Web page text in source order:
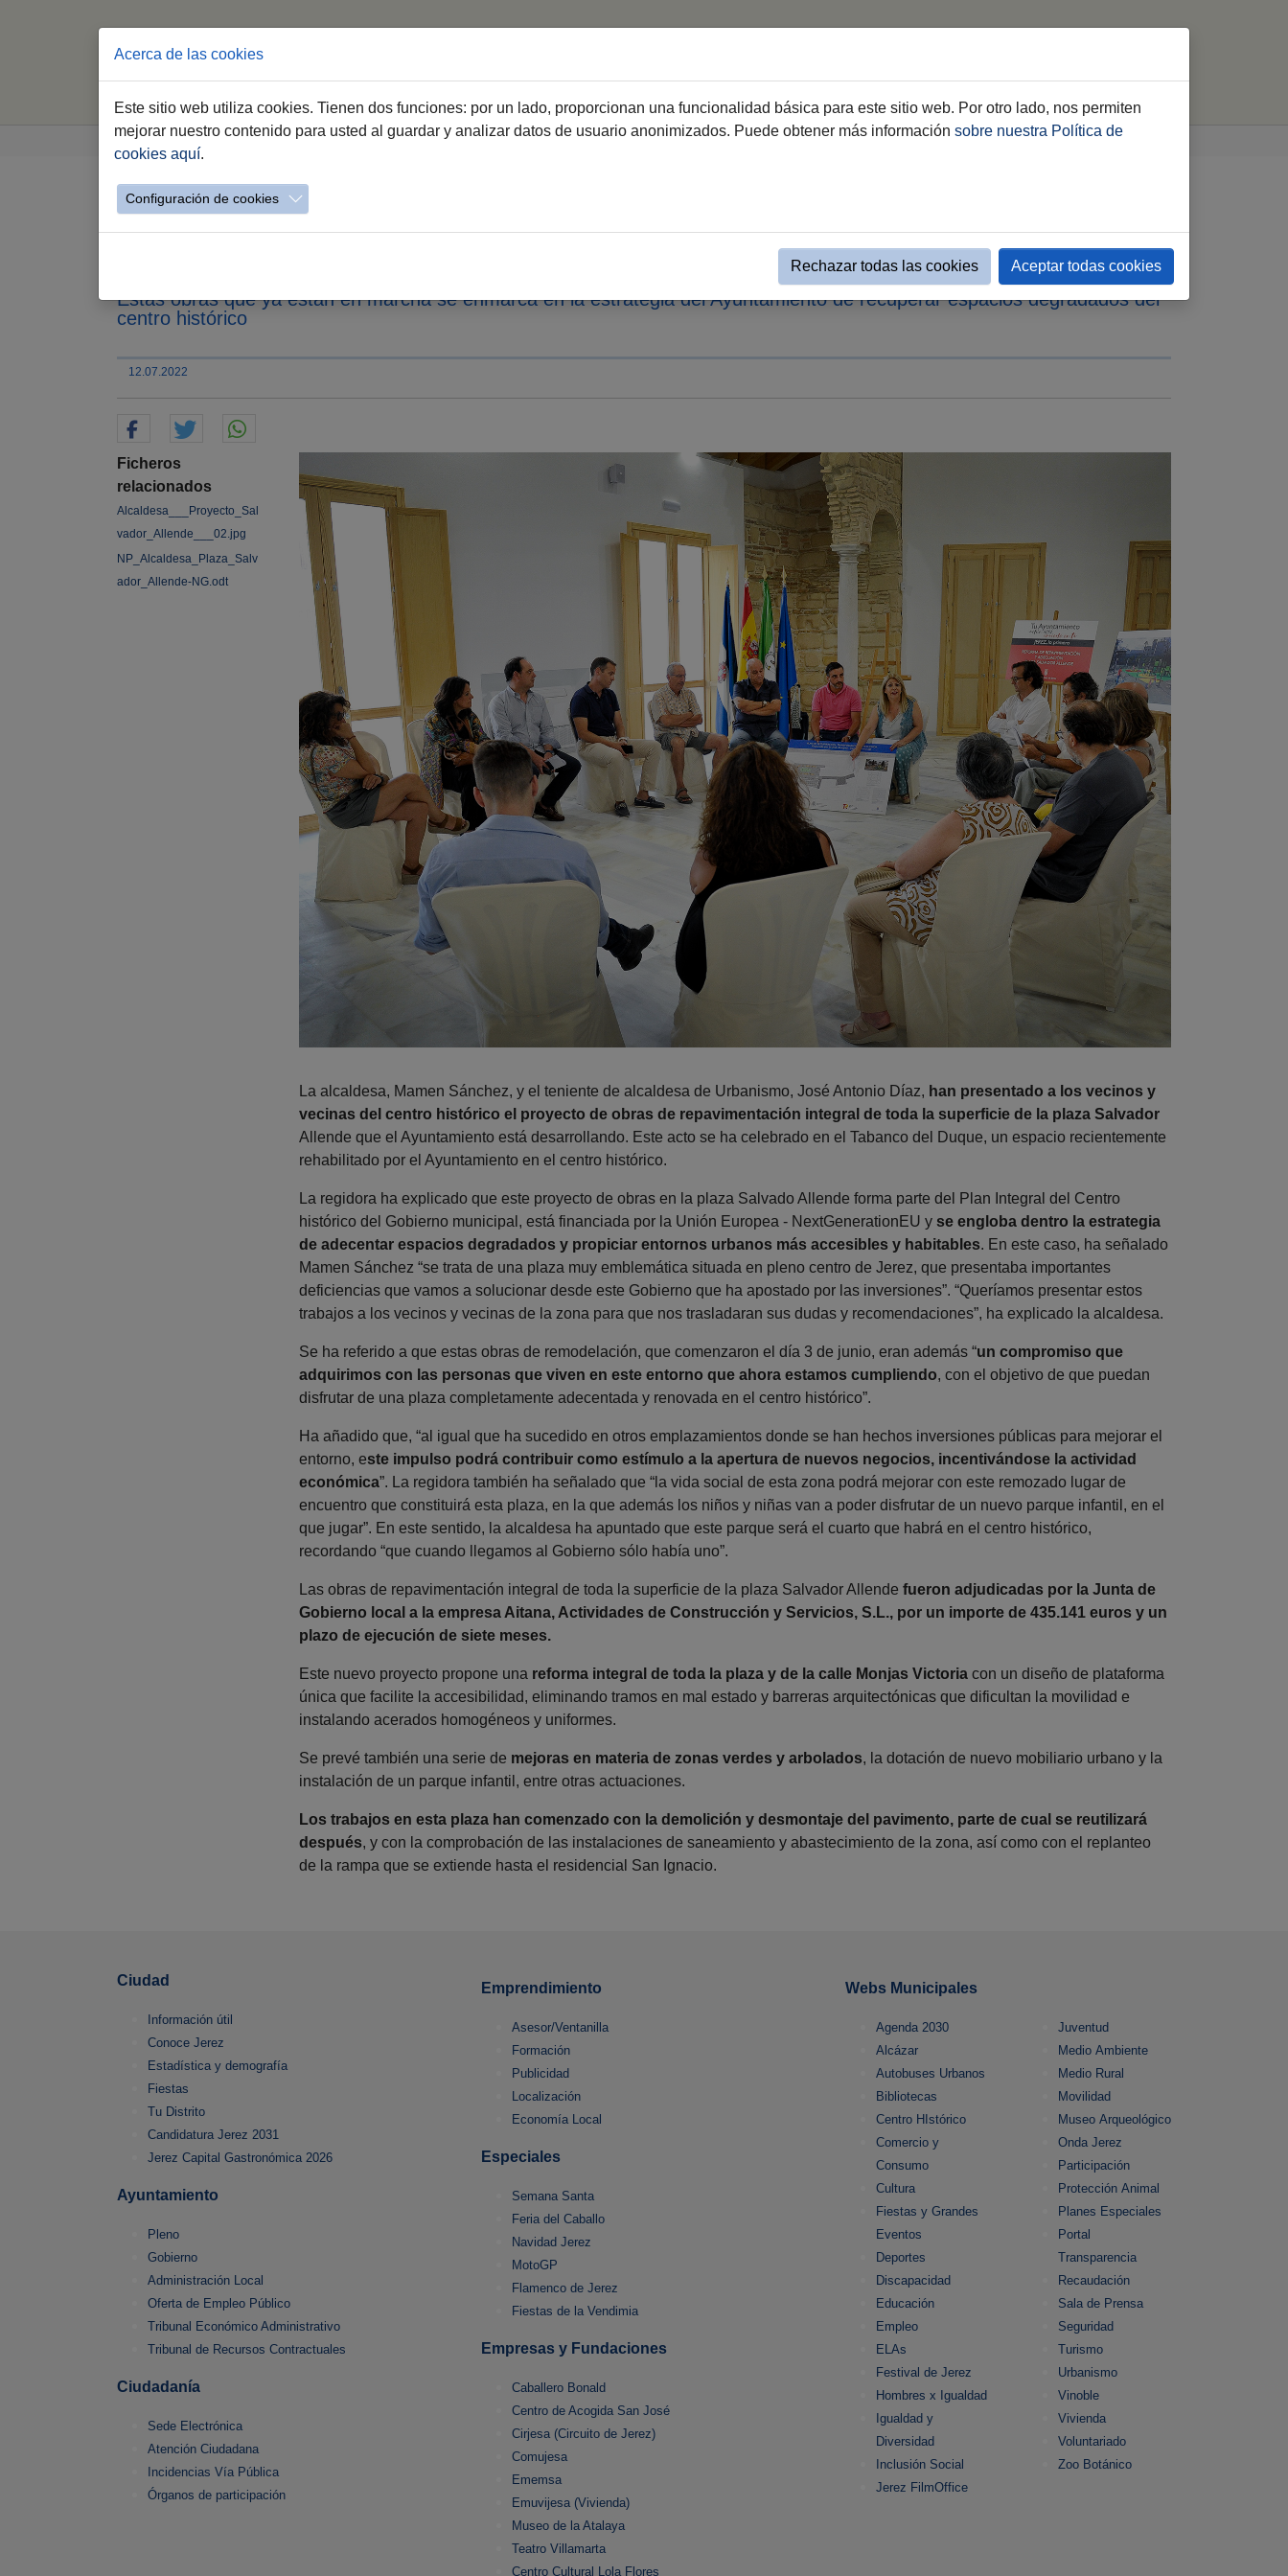
Jerez.es Webs Municipales Sala de Prensa Nota de Prensa
La alcaldesa presenta a los vecinos el proyecto de repavimentación de la
Estas obras que ya están en marcha se enmarca en la estrategia del Ayuntamiento de recuperar espacios degradados del
centro histórico
12.07.2022
Ficheros
relacionados
Alcaldesa___Proyecto_Sal
vador_Allende___02.jpg
NP_Alcaldesa_Plaza_Salv
ador_Allende-NG.odt
La alcaldesa, Mamen Sánchez, y el teniente de alcaldesa de Urbanismo, José Antonio Díaz, han presentado a los vecinos y
vecinas del centro histórico el proyecto de obras de repavimentación integral de toda la superficie de la plaza Salvador
Allende que el Ayuntamiento está desarrollando. Este acto se ha celebrado en el Tabanco del Duque, un espacio recientemente
rehabilitado por el Ayuntamiento en el centro histórico.
La regidora ha explicado que este proyecto de obras en la plaza Salvado Allende forma parte del Plan Integral del Centro
histórico del Gobierno municipal, está financiada por la Unión Europea - NextGenerationEU y se engloba dentro la estrategia
de adecentar espacios degradados y propiciar entornos urbanos más accesibles y habitables. En este caso, ha señalado
Mamen Sánchez “se trata de una plaza muy emblemática situada en pleno centro de Jerez, que presentaba importantes
deficiencias que vamos a solucionar desde este Gobierno que ha apostado por las inversiones”. “Queríamos presentar estos
trabajos a los vecinos y vecinas de la zona para que nos trasladaran sus dudas y recomendaciones”, ha explicado la alcaldesa.
Se ha referido a que estas obras de remodelación, que comenzaron el día 3 de junio, eran además “un compromiso que
adquirimos con las personas que viven en este entorno que ahora estamos cumpliendo, con el objetivo de que puedan
disfrutar de una plaza completamente adecentada y renovada en el centro histórico”.
Ha añadido que, “al igual que ha sucedido en otros emplazamientos donde se han hechos inversiones públicas para mejorar el
entorno, este impulso podrá contribuir como estímulo a la apertura de nuevos negocios, incentivándose la actividad
económica”. La regidora también ha señalado que “la vida social de esta zona podrá mejorar con este remozado lugar de
encuentro que constituirá esta plaza, en la que además los niños y niñas van a poder disfrutar de un nuevo parque infantil, en el
que jugar”. En este sentido, la alcaldesa ha apuntado que este parque será el cuarto que habrá en el centro histórico,
recordando “que cuando llegamos al Gobierno sólo había uno”.
Las obras de repavimentación integral de toda la superficie de la plaza Salvador Allende fueron adjudicadas por la Junta de
Gobierno local a la empresa Aitana, Actividades de Construcción y Servicios, S.L., por un importe de 435.141 euros y un
plazo de ejecución de siete meses.
Este nuevo proyecto propone una reforma integral de toda la plaza y de la calle Monjas Victoria con un diseño de plataforma
única que facilite la accesibilidad, eliminando tramos en mal estado y barreras arquitectónicas que dificultan la movilidad e
instalando acerados homogéneos y uniformes.
Se prevé también una serie de mejoras en materia de zonas verdes y arbolados, la dotación de nuevo mobiliario urbano y la
instalación de un parque infantil, entre otras actuaciones.
Los trabajos en esta plaza han comenzado con la demolición y desmontaje del pavimento, parte de cual se reutilizará
después, y con la comprobación de las instalaciones de saneamiento y abastecimiento de la zona, así como con el replanteo
de la rampa que se extiende hasta el residencial San Ignacio.
Ciudad
Información útil
Conoce Jerez
Estadística y demografía
Fiestas
Tu Distrito
Candidatura Jerez 2031
Jerez Capital Gastronómica 2026
Ayuntamiento
Pleno
Gobierno
Administración Local
Oferta de Empleo Público
Tribunal Económico Administrativo
Tribunal de Recursos Contractuales
Ciudadanía
Sede Electrónica
Atención Ciudadana
Incidencias Vía Pública
Órganos de participación
Emprendimiento
Asesor/Ventanilla
Formación
Publicidad
Localización
Economía Local
Especiales
Semana Santa
Feria del Caballo
Navidad Jerez
MotoGP
Flamenco de Jerez
Fiestas de la Vendimia
Empresas y Fundaciones
Caballero Bonald
Centro de Acogida San José
Cirjesa (Circuito de Jerez)
Comujesa
Ememsa
Emuvijesa (Vivienda)
Museo de la Atalaya
Teatro Villamarta
Centro Cultural Lola Flores
Webs Municipales
Agenda 2030
Alcázar
Autobuses Urbanos
Bibliotecas
Centro HIstórico
Comercio y
Consumo
Cultura
Fiestas y Grandes
Eventos
Deportes
Discapacidad
Educación
Empleo
ELAs
Festival de Jerez
Hombres x Igualdad
Igualdad y
Diversidad
Inclusión Social
Jerez FilmOffice
Juventud
Medio Ambiente
Medio Rural
Movilidad
Museo Arqueológico
Onda Jerez
Participación
Protección Animal
Planes Especiales
Portal
Transparencia
Recaudación
Sala de Prensa
Seguridad
Turismo
Urbanismo
Vinoble
Vivienda
Voluntariado
Zoo Botánico
Acerca de las cookies
Este sitio web utiliza cookies. Tienen dos funciones: por un lado, proporcionan una funcionalidad básica para este sitio web. Por otro lado, nos permiten
mejorar nuestro contenido para usted al guardar y analizar datos de usuario anonimizados. Puede obtener más información sobre nuestra Política de
cookies aquí.
Configuración de cookies
Rechazar todas las cookies Aceptar todas cookies